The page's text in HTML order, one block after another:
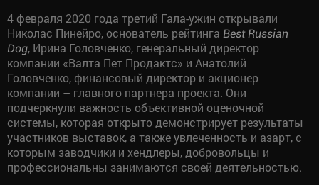
4 февраля 2020 года третий Гала-ужин открывали
Николас Пинейро, основатель рейтинга Best Russian
Dog, Ирина Головченко, генеральный директор
компании «Валта Пет Продактс» и Анатолий
Головченко, финансовый директор и акционер
компании – главного партнера проекта. Они
подчеркнули важность объективной оценочной
системы, которая открыто демонстрирует результаты
участников выставок, а также увлеченность и азарт, с
которым заводчики и хендлеры, добровольцы и
профессиональны занимаются своей деятельностью.